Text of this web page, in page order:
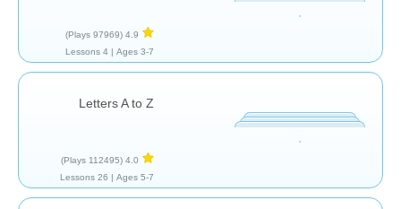
4.9
(97969 Plays)
Ages 3-7 |
4 Lessons
Letters A to Z
4.0
(112495 Plays)
Ages 5-7 |
26 Lessons